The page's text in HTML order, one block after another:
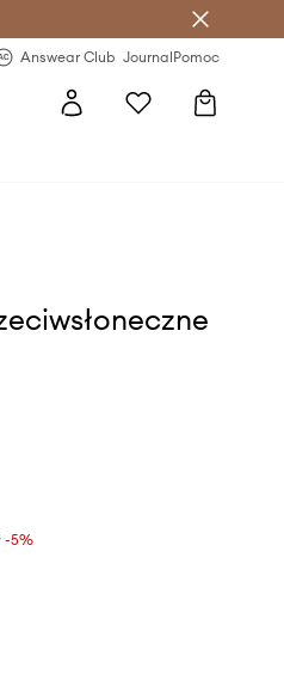
Answear Club JournalPomoc
-5%